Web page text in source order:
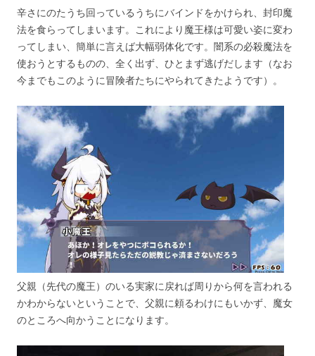
辛さにのたうち回っているうちにバインドをかけられ、封印魔
法を食らってしまいます。これにより魔王様は可愛い姿に変わ
ってしまい、簡単に言えば大幅弱体化です。闇系の必殺魔法を
使おうとするものの、全く出ず、ひとまず逃げだします（なお
今までもこのように冒険者たちにやられてきたようです）。
父親（先代の魔王）のいる実家に戻れば周りから何を言われる
かわからないということで、父親に頼るわけにもいかず、魔女
のところへ向かうことになります。